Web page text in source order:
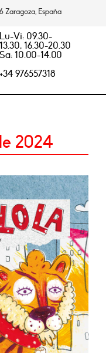
Zaragoza, España
Lu-Vi: 09.30-
13.30, 16.30-20.30
Sa: 10.00-14.00
+34 976557318
2024